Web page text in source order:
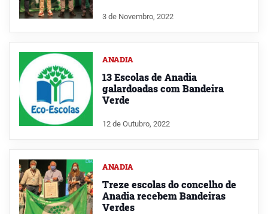
3 de Novembro, 2022
ANADIA
13 Escolas de Anadia
galardoadas com Bandeira
Verde
12 de Outubro, 2022
ANADIA
Treze escolas do concelho de
Anadia recebem Bandeiras
Verdes